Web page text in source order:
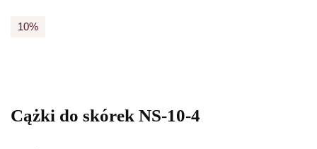
10%
Cążki do skórek NS-10-4